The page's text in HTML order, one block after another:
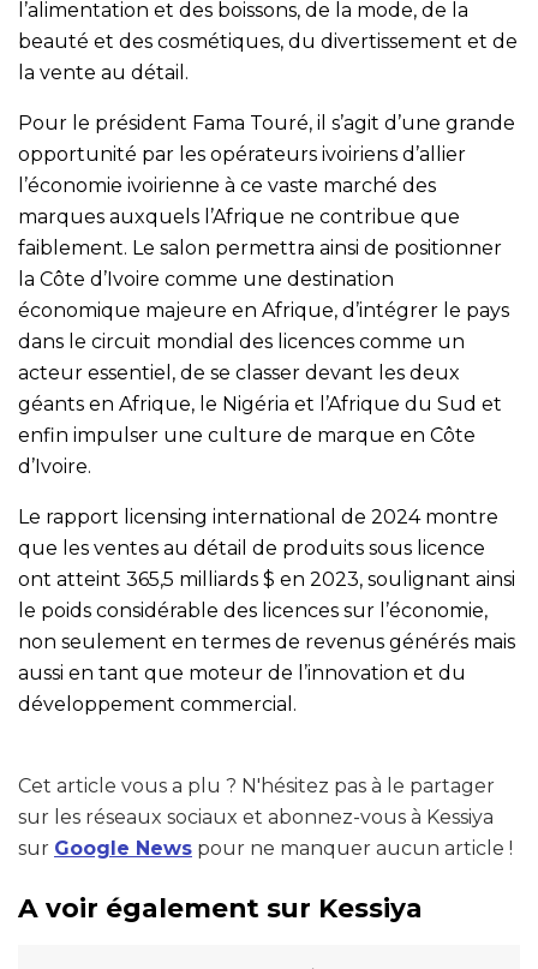
l’alimentation et des boissons, de la mode, de la
beauté et des cosmétiques, du divertissement et de
la vente au détail.
Pour le président Fama Touré, il s’agit d’une grande
opportunité par les opérateurs ivoiriens d’allier
l’économie ivoirienne à ce vaste marché des
marques auxquels l’Afrique ne contribue que
faiblement. Le salon permettra ainsi de positionner
la Côte d’Ivoire comme une destination
économique majeure en Afrique, d’intégrer le pays
dans le circuit mondial des licences comme un
acteur essentiel, de se classer devant les deux
géants en Afrique, le Nigéria et l’Afrique du Sud et
enfin impulser une culture de marque en Côte
d’Ivoire.
Le rapport licensing international de 2024 montre
que les ventes au détail de produits sous licence
ont atteint 365,5 milliards $ en 2023, soulignant ainsi
le poids considérable des licences sur l’économie,
non seulement en termes de revenus générés mais
aussi en tant que moteur de l’innovation et du
développement commercial.
Cet article vous a plu ? N'hésitez pas à le partager
sur les réseaux sociaux et abonnez-vous à Kessiya
sur Google News pour ne manquer aucun article !
A voir également sur Kessiya